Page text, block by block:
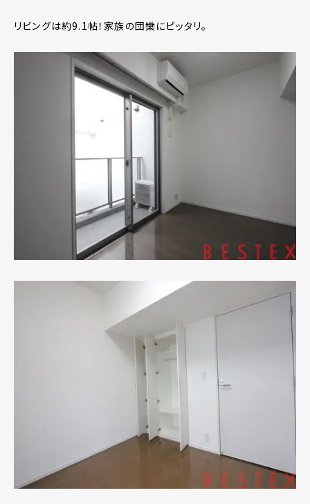
リビングは約9.1帖！家族の団欒にピッタリ。